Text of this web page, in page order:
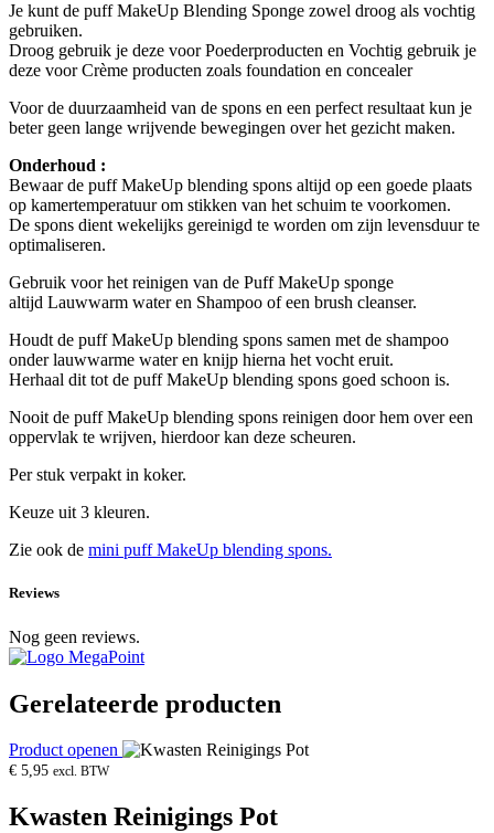
Je kunt de puff MakeUp Blending Sponge zowel droog als vochtig
gebruiken.
Droog gebruik je deze voor Poederproducten en Vochtig gebruik je
deze voor Crème producten zoals foundation en concealer
Voor de duurzaamheid van de spons en een perfect resultaat kun je
beter geen lange wrijvende bewegingen over het gezicht maken.
Onderhoud :
Bewaar de puff MakeUp blending spons altijd op een goede plaats
op kamertemperatuur om stikken van het schuim te voorkomen.
De spons dient wekelijks gereinigd te worden om zijn levensduur te
optimaliseren.
Gebruik voor het reinigen van de Puff MakeUp sponge
altijd Lauwwarm water en Shampoo of een brush cleanser.
Houdt de puff MakeUp blending spons samen met de shampoo
onder lauwwarme water en knijp hierna het vocht eruit.
Herhaal dit tot de puff MakeUp blending spons goed schoon is.
Nooit de puff MakeUp blending spons reinigen door hem over een
oppervlak te wrijven, hierdoor kan deze scheuren.
Per stuk verpakt in koker.
Keuze uit 3 kleuren.
Zie ook de mini puff MakeUp blending spons.
Reviews
Nog geen reviews.
Gerelateerde producten
Product openen
€ 5,95 excl. BTW
Kwasten Reinigings Pot